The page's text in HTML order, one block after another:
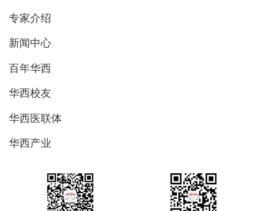
专家介绍
新闻中心
百年华西
华西校友
华西医联体
华西产业